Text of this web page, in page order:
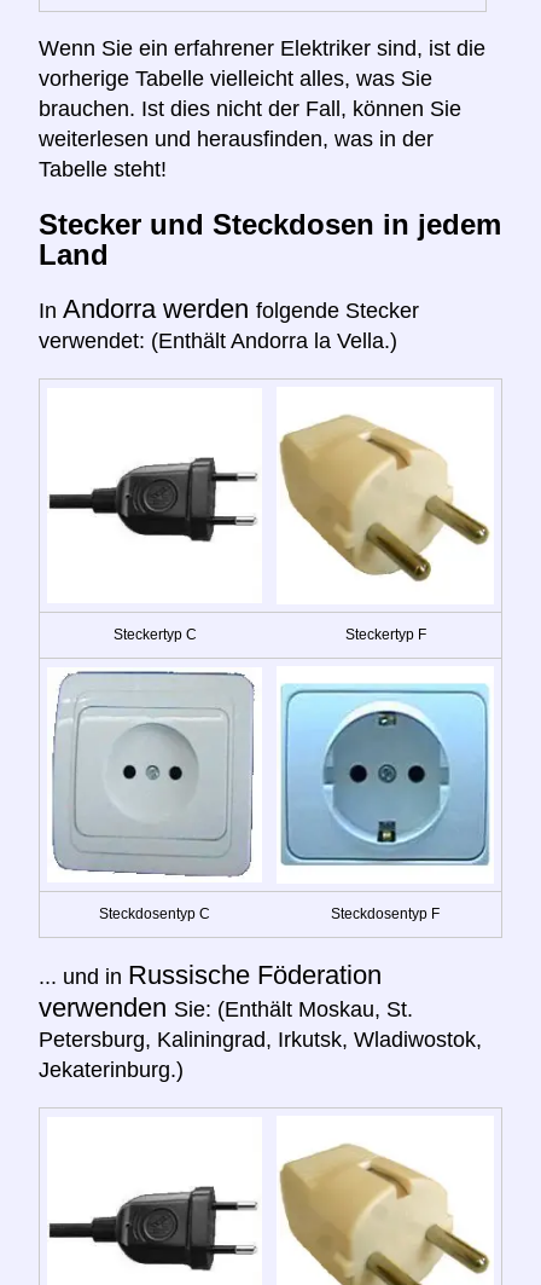
Wenn Sie ein erfahrener Elektriker sind, ist die
vorherige Tabelle vielleicht alles, was Sie
brauchen. Ist dies nicht der Fall, können Sie
weiterlesen und herausfinden, was in der
Tabelle steht!
Stecker und Steckdosen in jedem
Land
In Andorra werden folgende Stecker
verwendet: (Enthält Andorra la Vella.)
Steckertyp C Steckertyp F
Steckdosentyp C Steckdosentyp F
... und in Russische Föderation
verwenden Sie: (Enthält Moskau, St.
Petersburg, Kaliningrad, Irkutsk, Wladiwostok,
Jekaterinburg.)